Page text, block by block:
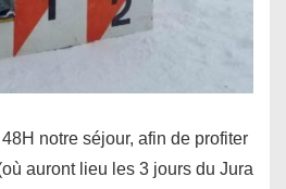
notre séjour, afin de profiter
auront lieu les 3 jours du Jura